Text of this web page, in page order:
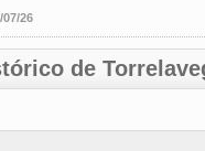
07/26
de